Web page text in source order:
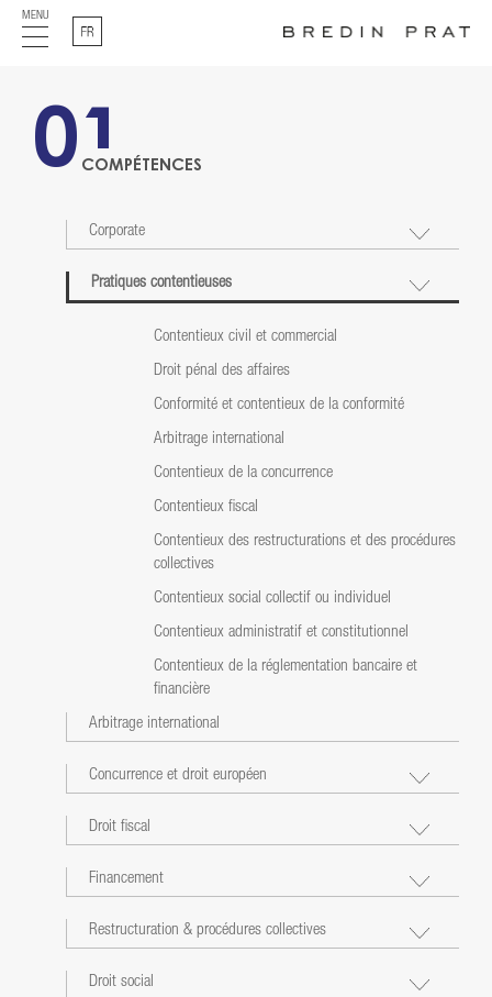
MENU Français
01COMPÉTENCES
Corporate
Pratiques contentieuses
Contentieux civil et commercial
Droit pénal des affaires
Conformité et contentieux de la conformité
Arbitrage international
Contentieux de la concurrence
Contentieux fiscal
Contentieux des restructurations et des procédures
collectives
Contentieux social collectif ou individuel
Contentieux administratif et constitutionnel
Contentieux de la réglementation bancaire et
financière
Arbitrage international
Concurrence et droit européen
Droit fiscal
Financement
Restructuration & procédures collectives
Droit social